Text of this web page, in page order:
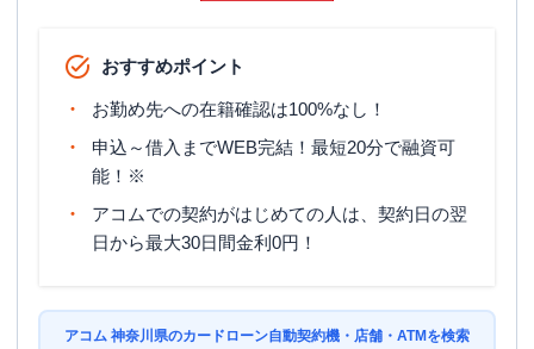
おすすめポイント
お勤め先への在籍確認は100%なし！
申込～借入までWEB完結！最短20分で融資可
能！※
アコムでの契約がはじめての人は、契約日の翌
日から最大30日間金利0円！
アコム 神奈川県のカードローン自動契約機・店舗・ATMを検索